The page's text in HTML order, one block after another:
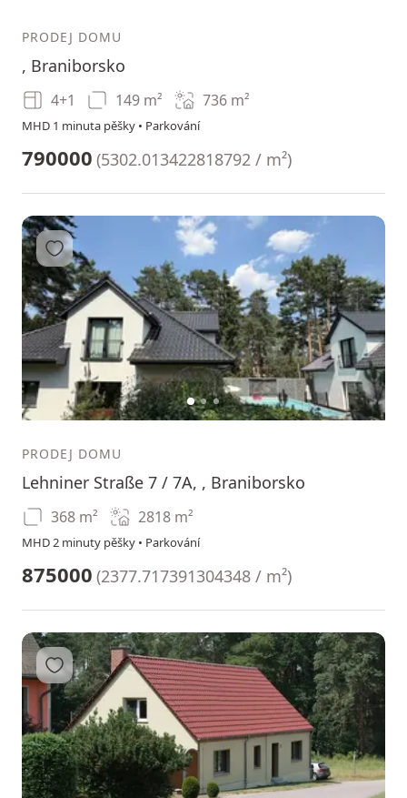
PRODEJ DOMU
, Braniborsko
4+1 149 m² 736 m²
MHD 1 minuta pěšky • Parkování
790000 (5302.013422818792 / m²)
12 3
Přidat do oblíbených
PRODEJ DOMU
Lehniner Straße 7 / 7A, , Braniborsko
368 m² 2818 m²
MHD 2 minuty pěšky • Parkování
875000 (2377.717391304348 / m²)
Přidat do oblíbených